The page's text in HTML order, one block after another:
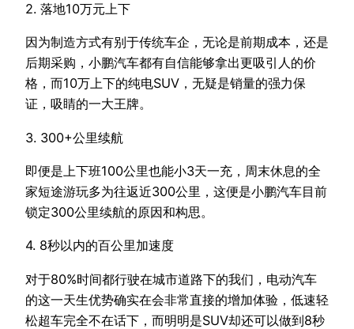
2. 落地10万元上下
因为制造方式有别于传统车企，无论是前期成本，还是
后期采购，小鹏汽车都有自信能够拿出更吸引人的价
格，而10万上下的纯电SUV，无疑是销量的强力保
证，吸睛的一大王牌。
3. 300+公里续航
即便是上下班100公里也能小3天一充，周末休息的全
家短途游玩多为往返近300公里，这便是小鹏汽车目前
锁定300公里续航的原因和构思。
4. 8秒以内的百公里加速度
对于80%时间都行驶在城市道路下的我们，电动汽车
的这一天生优势确实在会非常直接的增加体验，低速轻
松超车完全不在话下，而明明是SUV却还可以做到8秒